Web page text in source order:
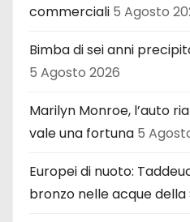
commerciali 5 Agosto
Bimba di sei anni
5 Agosto 2026
Marilyn Monroe, l’auto
vale una fortuna 5
Europei di nuoto:
bronzo nelle acque della